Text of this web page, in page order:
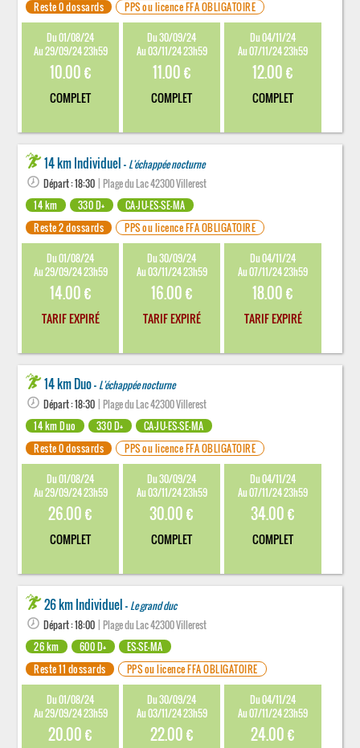
Reste 0 dossards
PPS ou licence FFA OBLIGATOIRE
Du 01/08/24
Au 29/09/24 23h59
10.00 €
COMPLET
Du 30/09/24
Au 03/11/24 23h59
11.00 €
COMPLET
Du 04/11/24
Au 07/11/24 23h59
12.00 €
COMPLET
14 km Individuel - L'échappée nocturne
Départ : 18:30 | Plage du Lac 42300 Villerest
14 km
330 D+
CA-JU-ES-SE-MA
Reste 2 dossards
PPS ou licence FFA OBLIGATOIRE
Du 01/08/24
Au 29/09/24 23h59
14.00 €
TARIF EXPIRÉ
Du 30/09/24
Au 03/11/24 23h59
16.00 €
TARIF EXPIRÉ
Du 04/11/24
Au 07/11/24 23h59
18.00 €
TARIF EXPIRÉ
14 km Duo - L'échappée nocturne
Départ : 18:30 | Plage du Lac 42300 Villerest
14 km Duo
330 D+
CA-JU-ES-SE-MA
Reste 0 dossards
PPS ou licence FFA OBLIGATOIRE
Du 01/08/24
Au 29/09/24 23h59
26.00 €
COMPLET
Du 30/09/24
Au 03/11/24 23h59
30.00 €
COMPLET
Du 04/11/24
Au 07/11/24 23h59
34.00 €
COMPLET
26 km Individuel - Le grand duc
Départ : 18:00 | Plage du Lac 42300 Villerest
26 km
600 D+
ES-SE-MA
Reste 11 dossards
PPS ou licence FFA OBLIGATOIRE
Du 01/08/24
Au 29/09/24 23h59
20.00 €
Du 30/09/24
Au 03/11/24 23h59
22.00 €
Du 04/11/24
Au 07/11/24 23h59
24.00 €